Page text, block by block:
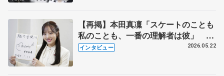
【再掲】本田真凜「スケートのことも
私のことも、一番の理解者は彼」 引
退時の単独インタビューで語った競技
インタビュー 2026.05.22